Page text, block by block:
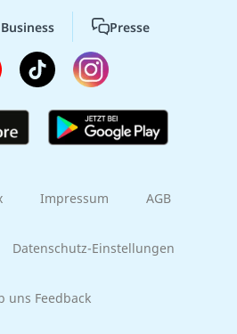
Presse
Impressum AGB
Datenschutz-Einstellungen
uns Feedback